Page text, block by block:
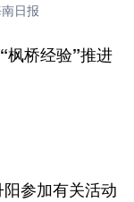
日报
枫桥经验”推进
参加有关活动